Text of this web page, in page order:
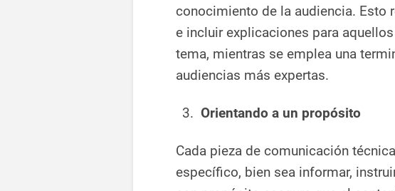
conocimiento de la audiencia. Esto
e incluir explicaciones para
tema, mientras se emplea una
audiencias más expertas.
Orientando a un propósito
Cada pieza de comunicación
específico, bien sea informar,